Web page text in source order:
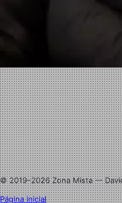
© 2019–2026 Zona Mista —
Página inicial